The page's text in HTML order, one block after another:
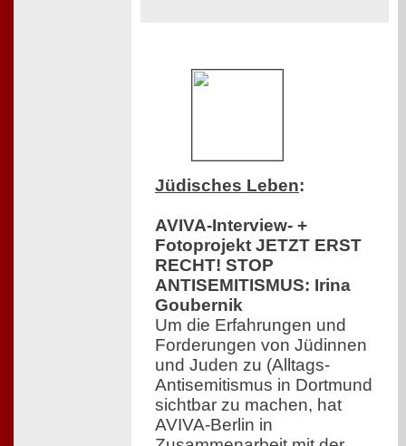
Jüdisches Leben:
AVIVA-Interview- +
Fotoprojekt JETZT ERST
RECHT! STOP
ANTISEMITISMUS: Irina
Goubernik
Um die Erfahrungen und
Forderungen von Jüdinnen
und Juden zu (Alltags-
Antisemitismus in Dortmund
sichtbar zu machen, hat
AVIVA-Berlin in